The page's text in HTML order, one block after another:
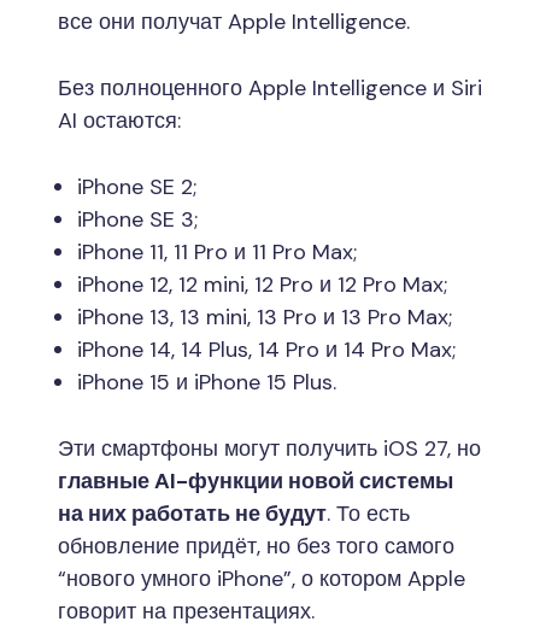
все они получат Apple Intelligence.
Без полноценного Apple Intelligence и Siri
AI остаются:
iPhone SE 2;
iPhone SE 3;
iPhone 11, 11 Pro и 11 Pro Max;
iPhone 12, 12 mini, 12 Pro и 12 Pro Max;
iPhone 13, 13 mini, 13 Pro и 13 Pro Max;
iPhone 14, 14 Plus, 14 Pro и 14 Pro Max;
iPhone 15 и iPhone 15 Plus.
Эти смартфоны могут получить iOS 27, но
главные AI-функции новой системы
на них работать не будут. То есть
обновление придёт, но без того самого
“нового умного iPhone”, о котором Apple
говорит на презентациях.